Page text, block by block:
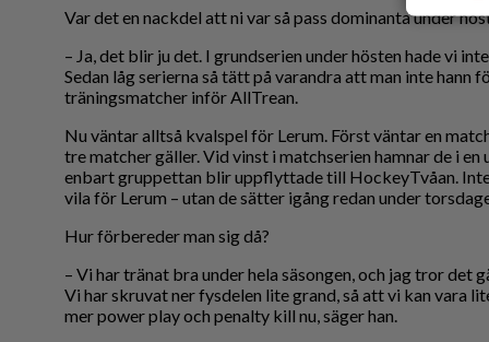
Var det en nackdel att ni var så pass dominanta under
– Ja, det blir ju det. I grundserien under hösten hade vi
Sedan låg serierna så tätt på varandra att man inte hann
träningsmatcher inför AllTrean.
Nu väntar alltså kvalspel för Lerum. Först väntar en
tre matcher gäller. Vid vinst i matchserien hamnar de i
enbart gruppettan blir uppflyttade till HockeyTvåan.
vila för Lerum – utan de sätter igång redan under
Hur förbereder man sig då?
– Vi har tränat bra under hela säsongen, och jag tror
Vi har skruvat ner fysdelen lite grand, så att vi kan vara
mer power play och penalty kill nu, säger han.